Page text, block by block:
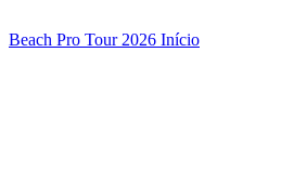
Beach Pro Tour 2026 Início